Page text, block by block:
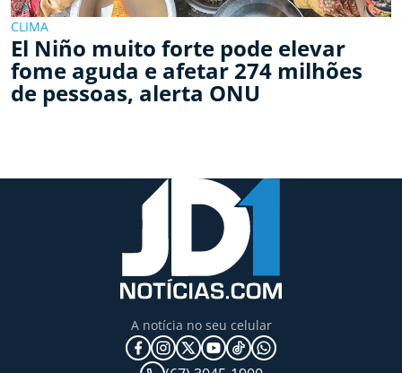
CLIMA
El Niño muito forte pode elevar
fome aguda e afetar 274 milhões
de pessoas, alerta ONU
A notícia no seu celular